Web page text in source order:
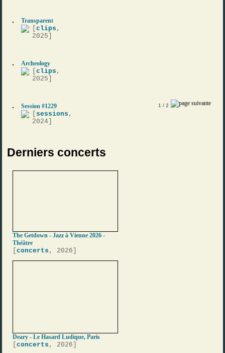
Transparent
[clips ,
2025]
Archeology
[clips ,
2025]
Session #1229
sessions ,
2024]
1 / 2
Derniers concerts
The Getdown - Jazz à Vienne 2026 -
Théâtre
[concerts , 2026]
Deary - Le Hasard Ludique, Paris
[concerts , 2026]